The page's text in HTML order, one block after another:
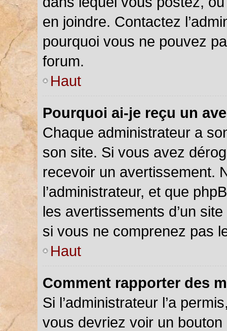
en joindre. Contactez
pourquoi vous ne pouvez
forum.
Haut
Pourquoi ai-je reçu un
Chaque administrateur a
son site. Si vous avez
recevoir un avertissement.
l’administrateur, et que
les avertissements d’un
si vous ne comprenez pas
Haut
Comment rapporter des
Si l’administrateur l’a
vous devriez voir un